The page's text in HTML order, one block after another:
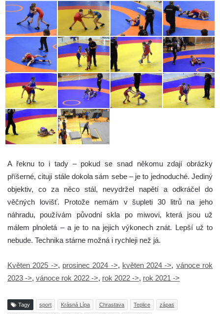
A řeknu to i tady – pokud se snad někomu zdají obrázky
příšerné, cituji stále dokola sám sebe – je to jednoduché. Jediný
objektiv, co za něco stál, nevydržel napětí a odkráčel do
věčných lovišť. Protože nemám v šupleti 30 litrů na jeho
náhradu, používám původní skla po miwovi, která jsou už
málem plnoletá – a je to na jejich výkonech znát. Lepší už to
nebude. Technika stárne možná i rychleji než já.
Květen 2025 ->, prosinec 2024 ->, květen 2024 ->, vánoce rok
2023 ->, vánoce rok 2022 ->, rok 2022 ->, rok 2021 ->
Tagy sport Krásná Lípa Chrastava Teplice zápas